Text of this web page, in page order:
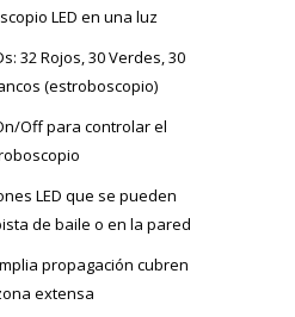
LED en una luz
32 Rojos, 30 Verdes, 30
(estroboscopio)
Off para controlar el
LED que se pueden
de baile o en la pared
propagación cubren
extensa